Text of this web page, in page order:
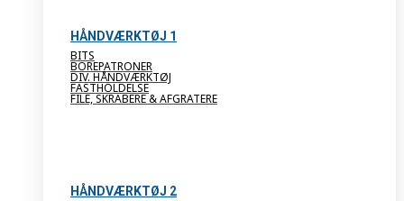
HÅNDVÆRKTØJ 1
BITS
BOREPATRONER
DIV. HÅNDVÆRKTØJ
FASTHOLDELSE
FILE, SKRABERE & AFGRATERE
HÅNDVÆRKTØJ 2